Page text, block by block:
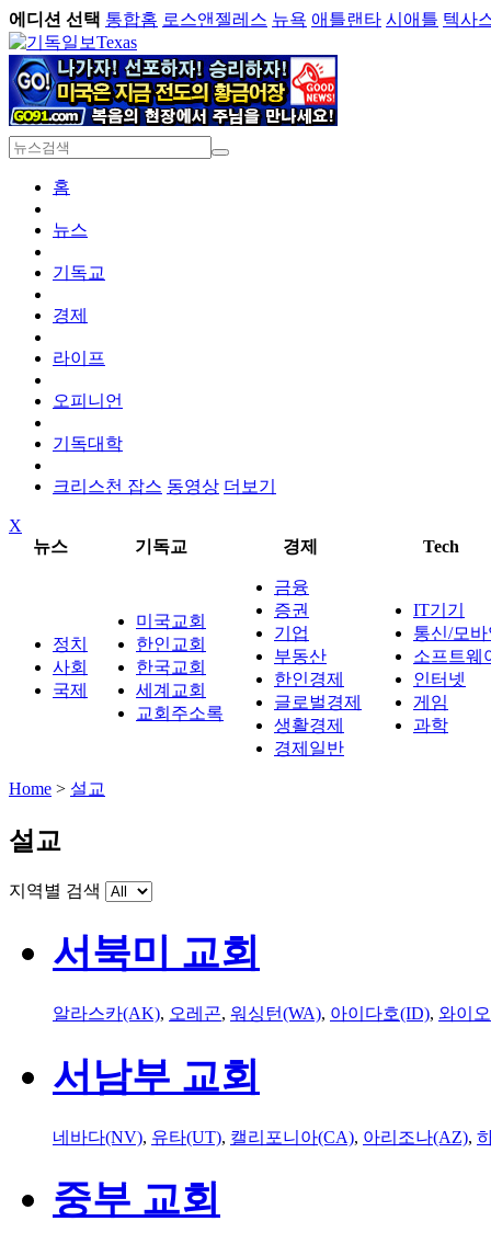
에디션 선택 통합홈 로스앤젤레스 뉴욕 애틀랜타 시애틀 텍사
Texas
홈
뉴스
기독교
경제
라이프
오피니언
기독대학
크리스천 잡스 동영상 더보기
X
뉴스
기독교 경제 Tech
정치
사회
국제
미국교회
한인교회
한국교회
세계교회
교회주소록
금융
증권
기업
부동산
한인경제
글로벌경제
생활경제
경제일반
IT기기
통신/모
소프트웨
인터넷
게임
과학
Home > 설교
설교
지역별 검색
서북미 교회
알라스카(AK), 오레곤, 워싱턴(WA), 아이다호(ID), 와이
서남부 교회
네바다(NV), 유타(UT), 캘리포니아(CA), 아리조나(AZ),
중부 교회